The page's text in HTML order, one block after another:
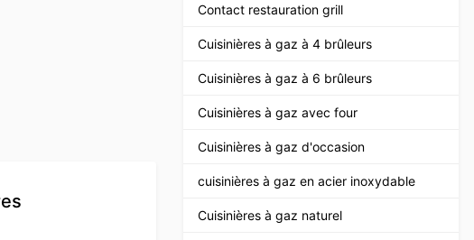
Contact restauration grill
Cuisinières à gaz à 4 brûleurs
Cuisinières à gaz à 6 brûleurs
Cuisinières à gaz avec four
Cuisinières à gaz d'occasion
cuisinières à gaz en acier inoxydable
Cuisinières à gaz naturel